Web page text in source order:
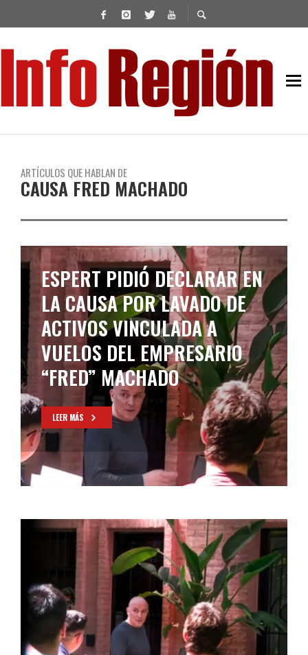
ARTÍCULOS QUE HABLAN DE
CAUSA FRED MACHADO
ESPERT PIDIÓ DECLARAR EN
LA CAUSA POR LAVADO DE
ACTIVOS VINCULADA A
VUELOS DEL EMPRESARIO
“FRED” MACHADO
LEER MÁS